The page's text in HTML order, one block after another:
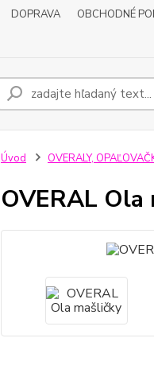
DOPRAVA OBCHODNÉ
Úvod OVERALY,
OVERAL Ola